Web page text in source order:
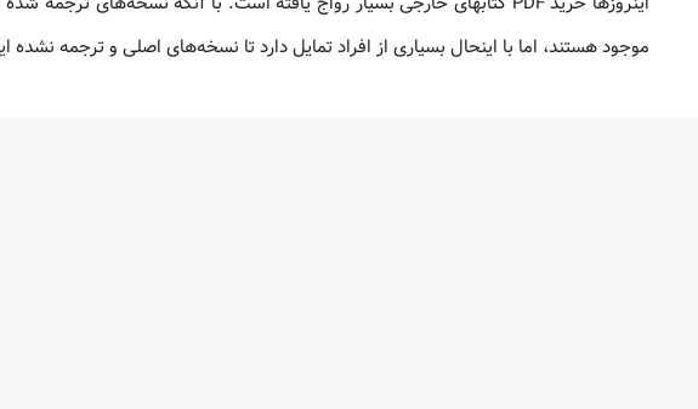
موجود هستند، اما با اینحال بسیاری از افراد تمایل دارد تا نسخه‌های اصلی و ترجمه